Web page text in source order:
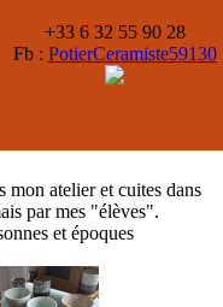
+33 6 32 55 90 28
Fb : PotierCeramiste59130
mon atelier et cuites dans
par mes "élèves".
et époques